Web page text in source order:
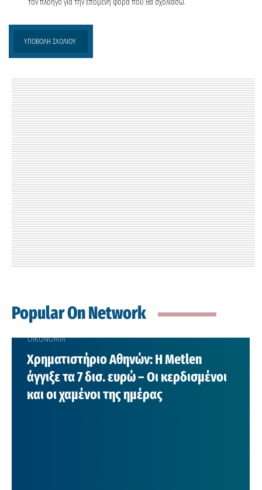
τον πλοηγό για την επόμενη φορά που θα σχολιάσω.
Popular On Network
ΟΙΚΟΝΟΜΙΑ
Χρηματιστήριο Αθηνών: Η Metlen
άγγιξε τα 7 δισ. ευρώ – Οι κερδισμένοι
και οι χαμένοι της ημέρας